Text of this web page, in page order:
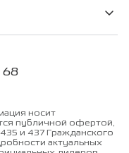
68
носит
публичной офертой,
и 437 Гражданского
актуальных